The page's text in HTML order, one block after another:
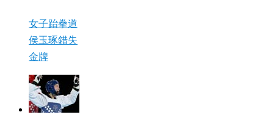
女子跆拳道
侯玉琢錯失
金牌